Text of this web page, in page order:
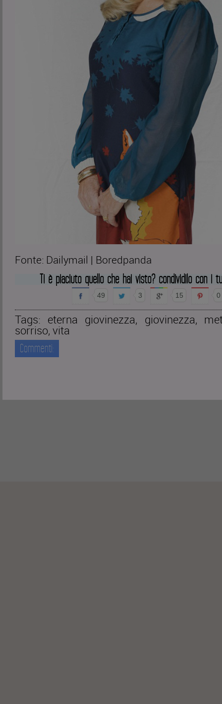
Fonte: Dailymail | Boredpanda
Ti è piaciuto quello che hai visto? condividilo con i
49 3 15 0
Tags: eterna giovinezza, giovinezza,
sorriso, vita
Commenti: